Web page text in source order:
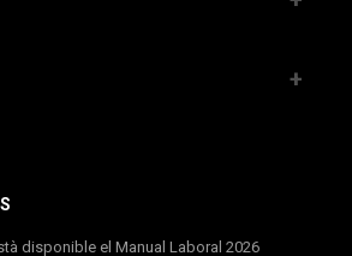
disponible el Manual Laboral 2026